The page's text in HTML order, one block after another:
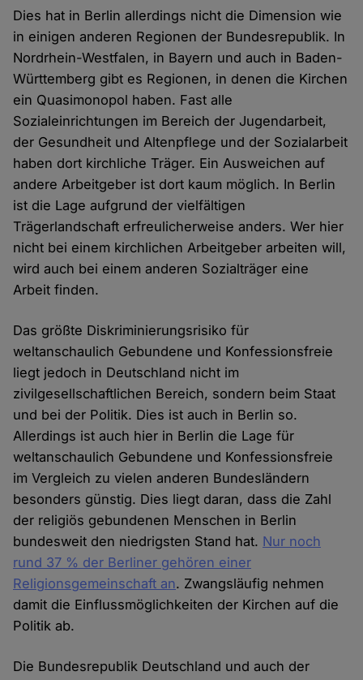
Dies hat in Berlin allerdings nicht die Dimension wie
in einigen anderen Regionen der Bundesrepublik. In
Nordrhein-Westfalen, in Bayern und auch in Baden-
Württemberg gibt es Regionen, in denen die Kirchen
ein Quasimonopol haben. Fast alle
Sozialeinrichtungen im Bereich der Jugendarbeit,
der Gesundheit und Altenpflege und der Sozialarbeit
haben dort kirchliche Träger. Ein Ausweichen auf
andere Arbeitgeber ist dort kaum möglich. In Berlin
ist die Lage aufgrund der vielfältigen
Trägerlandschaft erfreulicherweise anders. Wer hier
nicht bei einem kirchlichen Arbeitgeber arbeiten will,
wird auch bei einem anderen Sozialträger eine
Arbeit finden.
Das größte Diskriminierungsrisiko für
weltanschaulich Gebundene und Konfessionsfreie
liegt jedoch in Deutschland nicht im
zivilgesellschaftlichen Bereich, sondern beim Staat
und bei der Politik. Dies ist auch in Berlin so.
Allerdings ist auch hier in Berlin die Lage für
weltanschaulich Gebundene und Konfessionsfreie
im Vergleich zu vielen anderen Bundesländern
besonders günstig. Dies liegt daran, dass die Zahl
der religiös gebundenen Menschen in Berlin
bundesweit den niedrigsten Stand hat. Nur noch
rund 37 % der Berliner gehören einer
Religionsgemeinschaft an. Zwangsläufig nehmen
damit die Einflussmöglichkeiten der Kirchen auf die
Politik ab.
Die Bundesrepublik Deutschland und auch der